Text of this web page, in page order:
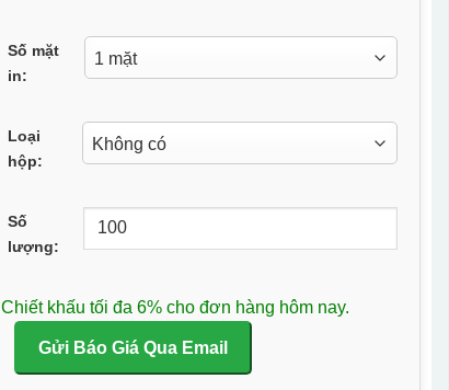
Số mặt
in:
Loại
hộp:
Số
lượng:
Chiết khấu tối đa 6% cho đơn hàng hôm nay.
Gửi Báo Giá Qua Email